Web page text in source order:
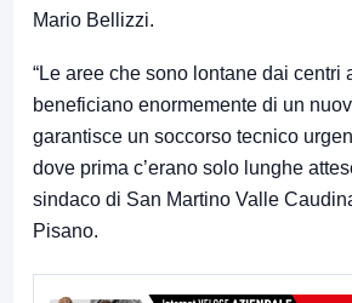
Mario Bellizzi.
“Le aree che sono lontane dai centri
beneficiano enormemente di un
garantisce un soccorso tecnico
dove prima c’erano solo lunghe
sindaco di San Martino Valle
Pisano.